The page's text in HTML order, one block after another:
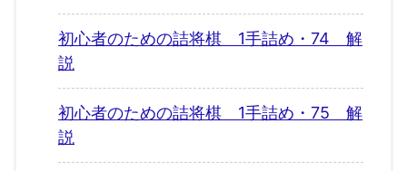
初心者のための詰将棋 1手詰め・74 解
説
初心者のための詰将棋 1手詰め・75 解
説